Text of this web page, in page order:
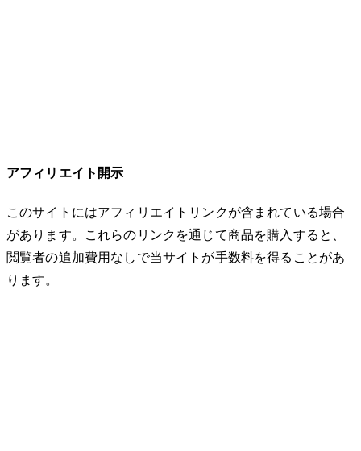
アフィリエイト開示
このサイトにはアフィリエイトリンクが含まれている場合
があります。これらのリンクを通じて商品を購入すると、
閲覧者の追加費用なしで当サイトが手数料を得ることがあ
ります。